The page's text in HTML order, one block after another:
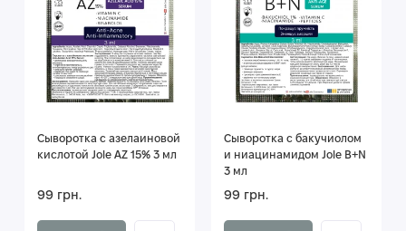
Сыворотка с азелаиновой
кислотой Jole AZ 15% 3 мл
99 грн.
Сыворотка с бакучиолом
и ниацинамидом Jole B+N
3 мл
99 грн.